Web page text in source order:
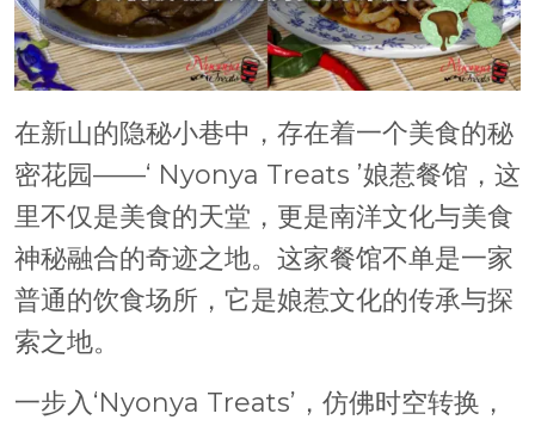
在新山的隐秘小巷中，存在着一个美食的秘
密花园——‘ Nyonya Treats ’娘惹餐馆，这
里不仅是美食的天堂，更是南洋文化与美食
神秘融合的奇迹之地。这家餐馆不单是一家
普通的饮食场所，它是娘惹文化的传承与探
索之地。
一步入‘Nyonya Treats’，仿佛时空转换，